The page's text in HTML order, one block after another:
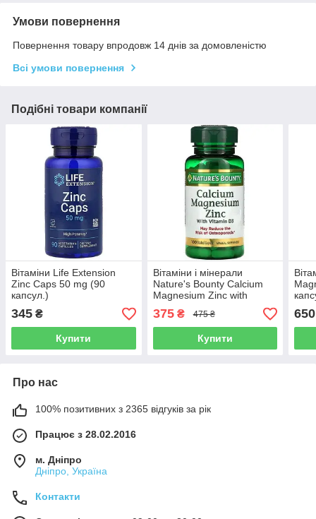
Умови повернення
Повернення товару впродовж 14 днів за домовленістю
Всі умови повернення
Подібні товари компанії
Вітаміни Life Extension
Zinc Caps 50 mg (90
капсул.)
345 ₴
Купити
Вітаміни і мінерали
Nature's Bounty Calcium
Magnesium Zinc with
Vitamin D3 (100 таблеток.)
375₴ 475 ₴
Купити
650
Про нас
100% позитивних з 2365 відгуків за рік
Працює з 28.02.2016
м. Дніпро
Дніпро, Україна
Контакти